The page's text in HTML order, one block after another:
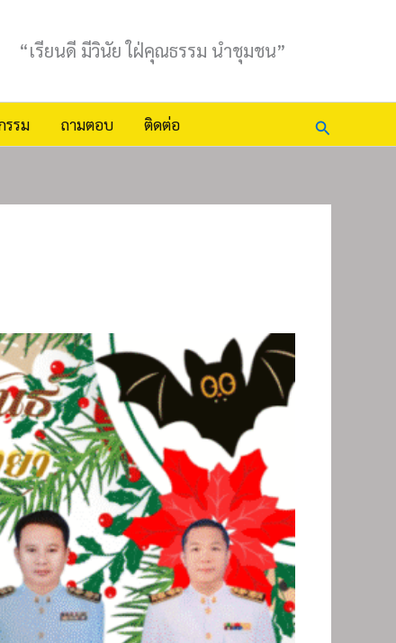
“เรียนดี มีวินัย ใฝ่คุณธรรม นำชุมชน”
รม ถามตอบ ติดต่อ Search